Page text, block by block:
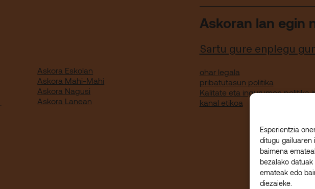
Esperientzia
ditugu gailuaren
baimena
bezalako
emateak edo
diezaieke.
Askoran lan egin
Sartu gure enplegu
Askora Eskolan
Askora Mahi-Mahi
Askora Nagusi
Askora Lanean
ohar legala
pribatutasun politika
Kalitate eta ingurumen politika
kanal etikoa